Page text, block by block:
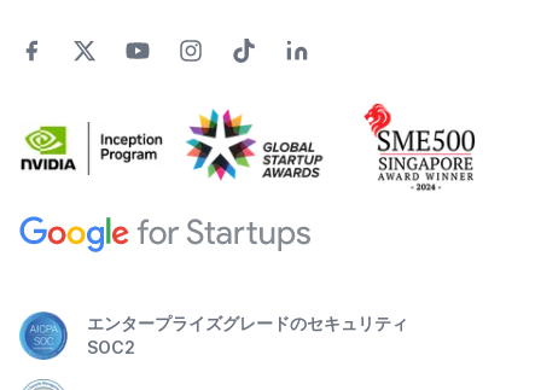
エンタープライズグレードのセキュリティ
SOC2